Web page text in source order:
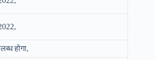
होगा,